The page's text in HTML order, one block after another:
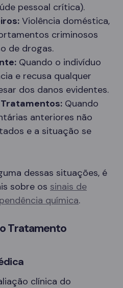
pessoal crítica).
Violência doméstica,
criminosos
de drogas.
Quando o indivíduo
e recusa qualquer
dos danos evidentes.
Quando
anteriores não
e a situação se
dessas situações, é
sobre os sinais de
química.
Tratamento
clínica do